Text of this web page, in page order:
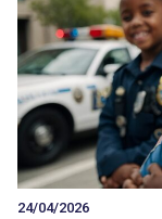
24/04/2026